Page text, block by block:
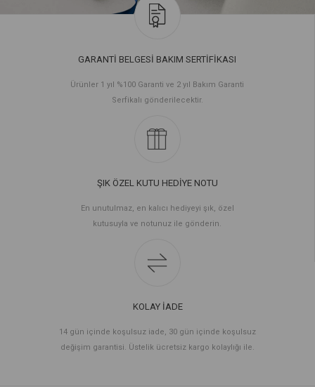
GARANTİ BELGESİ BAKIM SERTİFİKASI
Ürünler 1 yıl %100 Garanti ve 2 yıl Bakım Garanti
Serfikalı gönderilecektir.
ŞIK ÖZEL KUTU HEDİYE NOTU
En unutulmaz, en kalıcı hediyeyi şık, özel
kutusuyla ve notunuz ile gönderin.
KOLAY İADE
14 gün içinde koşulsuz iade, 30 gün içinde koşulsuz
değişim garantisi. Üstelik ücretsiz kargo kolaylığı ile.